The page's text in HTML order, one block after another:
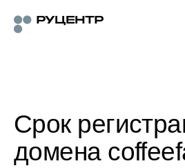
Срок
домена